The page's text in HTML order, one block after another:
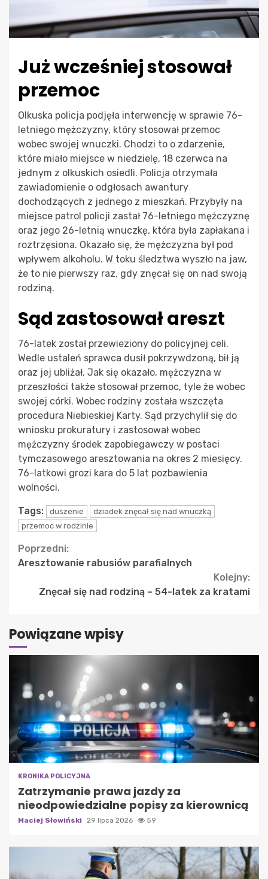
Już wcześniej stosował
przemoc
Olkuska policja podjęła interwencję w sprawie 76-
letniego mężczyzny, który stosował przemoc
wobec swojej wnuczki. Chodzi to o zdarzenie,
które miało miejsce w niedzielę, 18 czerwca na
jednym z olkuskich osiedli. Policja otrzymała
zawiadomienie o odgłosach awantury
dochodzących z jednego z mieszkań. Przybyły na
miejsce patrol policji zastał 76-letniego mężczyznę
oraz jego 26-letnią wnuczkę, która była zapłakana i
roztrzęsiona. Okazało się, że mężczyzna był pod
wpływem alkoholu. W toku śledztwa wyszło na jaw,
że to nie pierwszy raz, gdy znęcał się on nad swoją
rodziną.
Sąd zastosował areszt
76-latek został przewieziony do policyjnej celi.
Wedle ustaleń sprawca dusił pokrzywdzoną, bił ją
oraz jej ubliżał. Jak się okazało, mężczyzna w
przeszłości także stosował przemoc, tyle że wobec
swojej córki. Wobec rodziny została wszczęta
procedura Niebieskiej Karty. Sąd przychylił się do
wniosku prokuratury i zastosował wobec
mężczyzny środek zapobiegawczy w postaci
tymczasowego aresztowania na okres 2 miesięcy.
76-latkowi grozi kara do 5 lat pozbawienia
wolności.
Tags: duszenie
dziadek znęcał się nad wnuczką
przemoc w rodzinie
Continue
Poprzedni:
Aresztowanie rabusiów parafialnych
Kolejny:
Znęcał się nad rodziną – 54-latek za kratami
Powiązane wpisy
KRONIKA POLICYJNA
Zatrzymanie prawa jazdy za
nieodpowiedzialne popisy za kierownicą
Maciej Słowiński 29 lipca 2026 59